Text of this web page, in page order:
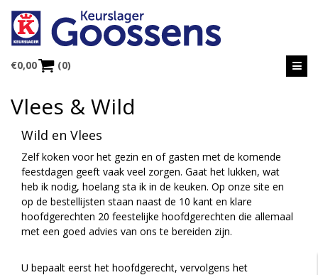
€0,00 (0)
Vlees & Wild
Wild en Vlees
Zelf koken voor het gezin en of gasten met de komende
feestdagen geeft vaak veel zorgen. Gaat het lukken, wat
heb ik nodig, hoelang sta ik in de keuken. Op onze site en
op de bestellijsten staan naast de 10 kant en klare
hoofdgerechten 20 feestelijke hoofdgerechten die allemaal
met een goed advies van ons te bereiden zijn.
U bepaalt eerst het hoofdgerecht, vervolgens het